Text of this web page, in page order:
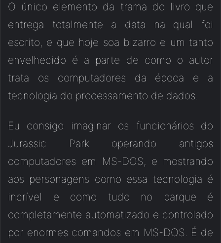
O único elemento da trama do livro que
entrega totalmente a data na qual foi
escrito, e que hoje soa bizarro e um tanto
envelhecido é a parte de como o autor
trata os computadores da época e a
tecnologia do processamento de dados.
Eu consigo imaginar os funcionários do
Jurassic Park operando antigos
computadores em MS-DOS, e mostrando
aos personagens como essa tecnologia é
incrível e como tudo no parque é
completamente automatizado e controlado
por enormes comandos em MS-DOS. É de